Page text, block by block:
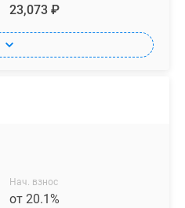
23,073 ₽
Нач. взнос
от 20.1%